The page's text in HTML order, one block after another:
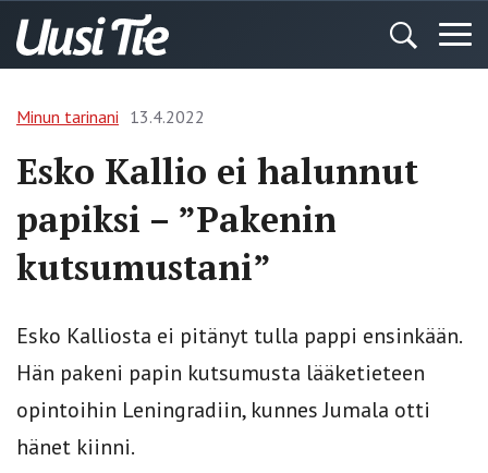
Minun tarinani 13.4.2022
Esko Kallio ei halunnut
papiksi – ”Pakenin
kutsumustani”
Esko Kalliosta ei pitänyt tulla pappi ensinkään.
Hän pakeni papin kutsumusta lääketieteen
opintoihin Leningradiin, kunnes Jumala otti
hänet kiinni.